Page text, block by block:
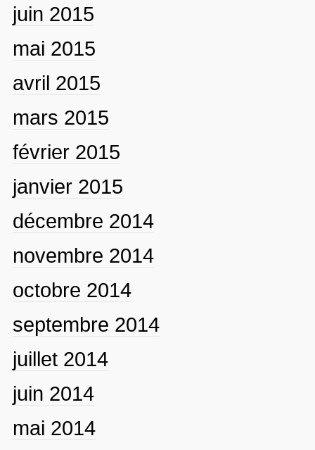
juin 2015
mai 2015
avril 2015
mars 2015
février 2015
janvier 2015
décembre 2014
novembre 2014
octobre 2014
septembre 2014
juillet 2014
juin 2014
mai 2014